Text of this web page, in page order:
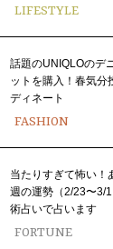
LIFESTYLE
話題のUNIQLOのデ
ットを購入！春気分
ディネート
FASHION
当たりすぎて怖い！
週の運勢（2/23〜3/
術占いで占います
FORTUNE